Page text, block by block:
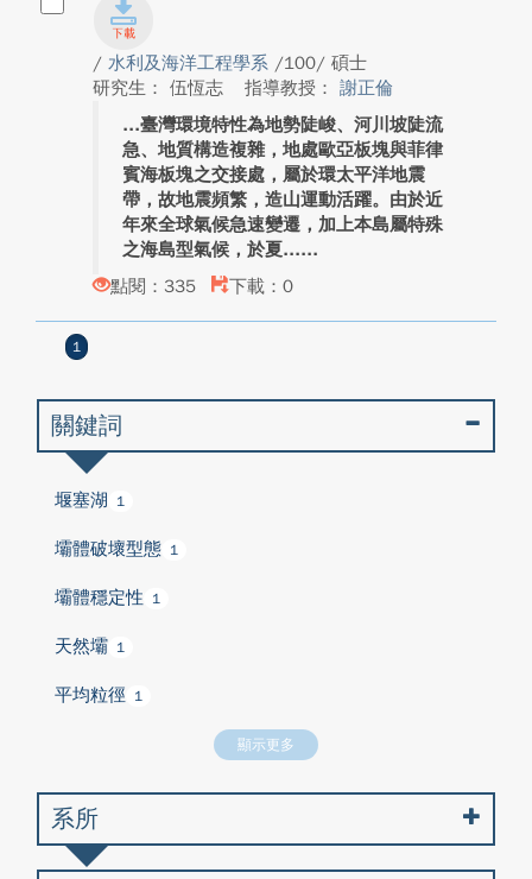
/ 水利及海洋工程學系 /100/ 碩士
研究生： 伍恆志
指導教授： 謝正倫
臺灣環境特性為地勢陡峻、河川坡陡流
急、地質構造複雜，地處歐亞板塊與菲律
賓海板塊之交接處，屬於環太平洋地震
帶，故地震頻繁，造山運動活躍。由於近
年來全球氣候急速變遷，加上本島屬特殊
之海島型氣候，於夏...
點閱：335
下載：0
1
關鍵詞
堰塞湖 1
壩體破壞型態 1
壩體穩定性 1
天然壩 1
平均粒徑 1
顯示更多
系所